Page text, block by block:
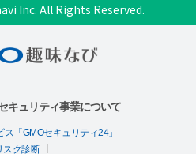
Inc. All Rights Reserved.